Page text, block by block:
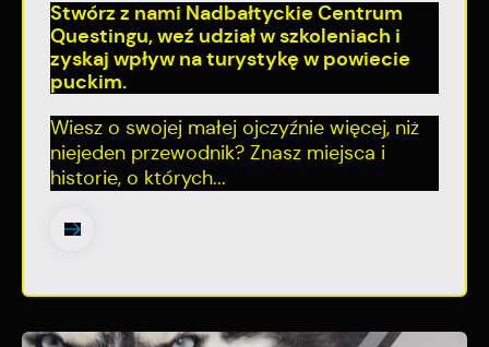
Stwórz z nami Nadbałtyckie Centrum
Questingu, weź udział w szkoleniach i
zyskaj wpływ na turystykę w powiecie
puckim.
Wiesz o swojej małej ojczyźnie więcej, niż
niejeden przewodnik? Znasz miejsca i
historie, o których...